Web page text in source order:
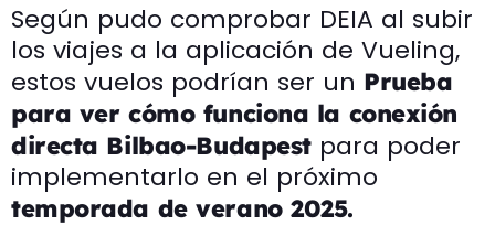
Según pudo comprobar DEIA al subir
los viajes a la aplicación de Vueling,
estos vuelos podrían ser un Prueba
para ver cómo funciona la conexión
directa Bilbao-Budapest para poder
implementarlo en el próximo
temporada de verano 2025.